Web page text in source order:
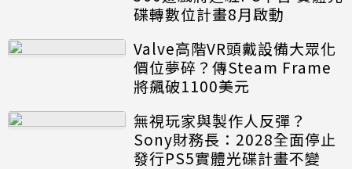
碟轉數位計畫8月啟動
Valve高階VR頭戴設備大眾化
價位夢碎？傳Steam Frame
將飆破1100美元
無視玩家與製作人反彈？
Sony財務長：2028全面停止
發行PS5實體光碟計畫不變